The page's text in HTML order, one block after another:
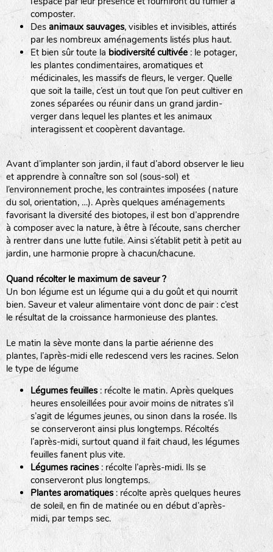
BINGENHEIMER SAATGUT (BGH)
www.bingenheimersaatgut.de
DE BOLSTER (DBO)
www.bolster.nl
GRAINE DEL PAÏS (GDP)
www.grainesdelpais.com
JARDIN EN’VIE (JEV)
LA BOITE A GRAINES (LBAG)
LA RÉFÉRENCE :F BEL20BPA1A (en haut à gauche)
F : Fleurs.
Les autres catégories étant :
E: Engrais vert
L: Légumes
A: Aromatiques
BEL : Code de la variété(Ici Belle de nuit)
(ici 2020)
BPA : Initiales du producteur ou du fournisseur de la
semence.
1 : Numéro d’ordre du lot
A : Sans calibre.
: Gros
M: Moyen calibre
P: Petit calibre
composter.
Des animaux sauvages, visibles et invisibles, attirés
par les nombreux aménagements listés plus haut.
Et bien sûr toute la biodiversité cultivée: le potager,
les plantes condimentaires, aromatiques et
médicinales, les massifs de fleurs, le verger. Quelle
que soit la taille, c’est un tout que l’on peut cultiver en
zones séparées ou réunir dans un grand jardin-
verger dans lequel les plantes et les animaux
interagissent et coopèrent davantage.
Avant d’implanter son jardin, il faut d’abord observer le lieu
et apprendre à connaître son sol (sous-sol) et
l’environnement proche, les contraintes imposées (nature
du sol, orientation, …). Après quelques aménagements
favorisant la diversité des biotopes, il est bon d’apprendre
à composer avec la nature, à être à l’écoute, sans chercher
à rentrer dans une lutte futile. Ainsi s’établit petit à petit au
jardin, une harmonie propre à chacun/chacune.
Quand récolter le maximum de saveur ?
Un bon légume est un légume qui a du goût et qui nourrit
bien. Saveur et valeur alimentaire vont donc de pair : c’est
le résultat de la croissance harmonieuse des plantes.
Le matin la sève monte dans la partie aérienne des
plantes, l’après-midi elle redescend vers les racines. Selon
le type de légume
Légumes feuilles: récolte le matin. Après quelques
heures ensoleillées pour avoir moins de nitrates s’il
s’agit de légumes jeunes, ou sinon dans la rosée. Ils
se conserveront ainsi plus longtemps. Récoltés
l’après-midi, surtout quand il fait chaud, les légumes
feuilles fanent plus vite.
Légumes racines: récolte l’après-midi. Ils se
conserveront plus longtemps.
Plantes aromatiques : récolte après quelques heures
de soleil, en fin de matinée ou en début d’après-
midi, par temps sec.